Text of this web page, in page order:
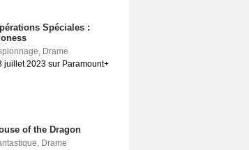
Spéciales :
, Drame
juillet 2023 sur Paramount+
of the Dragon
, Drame